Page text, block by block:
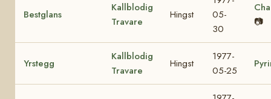
Bestglans
Kallblodig
Travare
Hingst
05-
30
📷
Yrstegg
Kallblodig
Travare
Hingst
1977-
05-25